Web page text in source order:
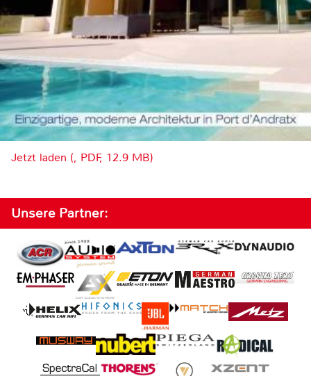
Jetzt laden (, PDF, 12.9 MB)
Unsere Partner: